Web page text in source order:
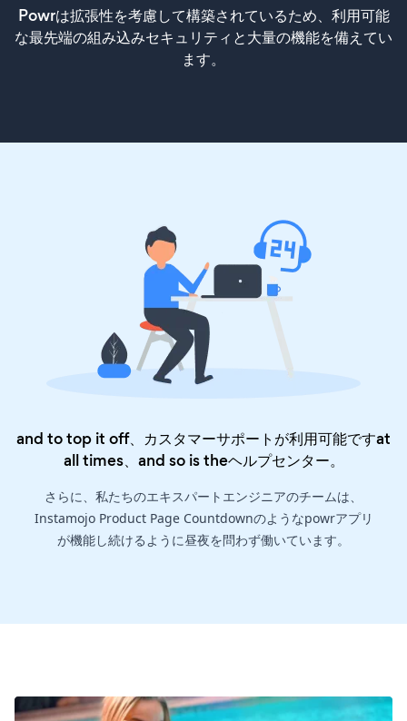
Powrは拡張性を考慮して構築されているため、利用可能
な最先端の組み込みセキュリティと大量の機能を備えてい
ます。
and to top it off、カスタマーサポートが利用可能ですat
all times、and so is theヘルプセンター。
さらに、私たちのエキスパートエンジニアのチームは、
Instamojo Product Page Countdownのようなpowrアプリ
が機能し続けるように昼夜を問わず働いています。